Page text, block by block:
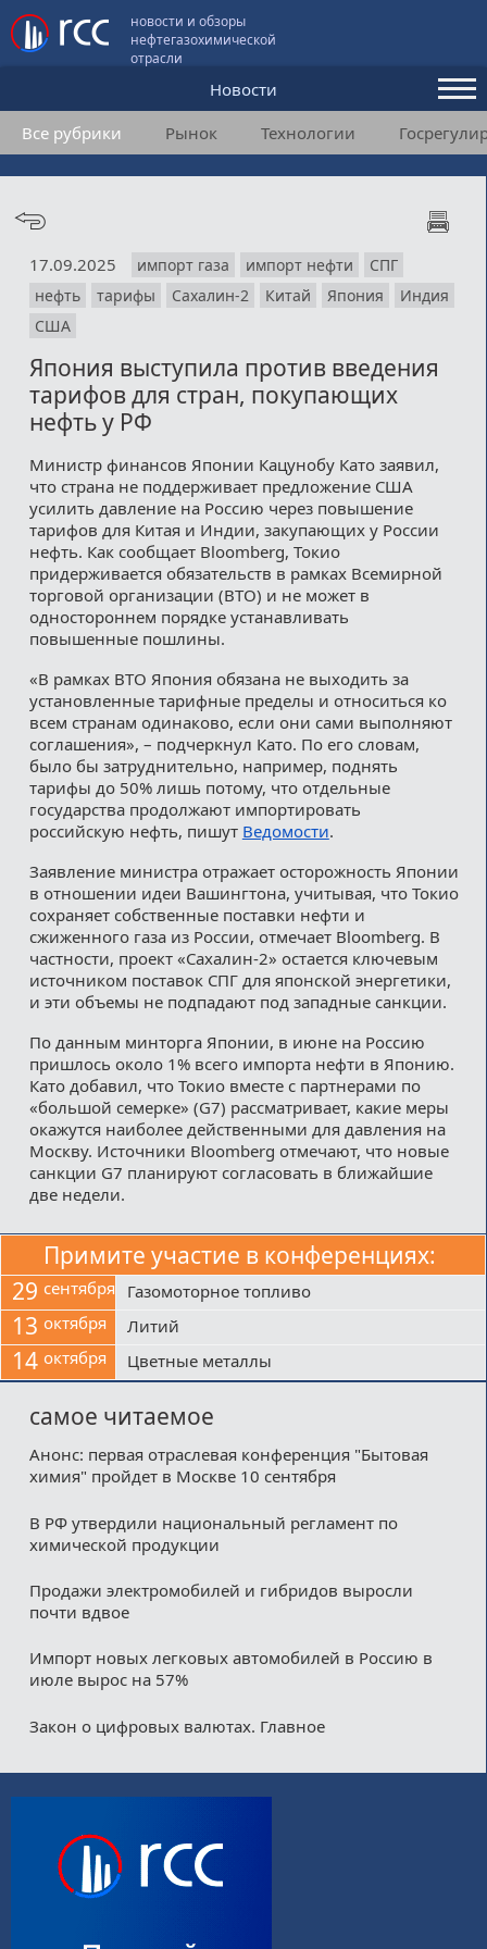
новости и обзоры
нефтегазохимической
отрасли
Новости
Аналитика и мнения
Конференции
Подписка
Медиакит
Все рубрики Рынок Технологии
17.09.2025 импорт газа импорт нефти
СПГ
нефть
тарифы Сахалин-2 Китай Япония
Индия
США
Япония выступила против введения
тарифов для стран, покупающих
нефть у РФ
Министр финансов Японии Кацунобу Като заявил,
что страна не поддерживает предложение США
усилить давление на Россию через повышение
тарифов для Китая и Индии, закупающих у России
нефть. Как сообщает Bloomberg, Токио
придерживается обязательств в рамках Всемирной
торговой организации (ВТО) и не может в
одностороннем порядке устанавливать
повышенные пошлины.
«В рамках ВТО Япония обязана не выходить за
установленные тарифные пределы и относиться ко
всем странам одинаково, если они сами выполняют
соглашения», – подчеркнул Като. По его словам,
было бы затруднительно, например, поднять
тарифы до 50% лишь потому, что отдельные
государства продолжают импортировать
российскую нефть, пишут Ведомости.
Заявление министра отражает осторожность Японии
в отношении идеи Вашингтона, учитывая, что Токио
сохраняет собственные поставки нефти и
сжиженного газа из России, отмечает Bloomberg. В
частности, проект «Сахалин-2» остается ключевым
источником поставок СПГ для японской энергетики,
и эти объемы не подпадают под западные санкции.
По данным минторга Японии, в июне на Россию
пришлось около 1% всего импорта нефти в Японию.
Като добавил, что Токио вместе с партнерами по
«большой семерке» (G7) рассматривает, какие меры
окажутся наиболее действенными для давления на
Москву. Источники Bloomberg отмечают, что новые
санкции G7 планируют согласовать в ближайшие
две недели.
Примите участие в конференциях:
29 сентября Газомоторное топливо
13 октября Литий
14 октября Цветные металлы
самое читаемое
Анонс: первая отраслевая конференция "Бытовая
химия" пройдет в Москве 10 сентября
В РФ утвердили национальный регламент по
химической продукции
Продажи электромобилей и гибридов выросли
почти вдвое
Импорт новых легковых автомобилей в Россию в
июле вырос на 57%
Закон о цифровых валютах. Главное